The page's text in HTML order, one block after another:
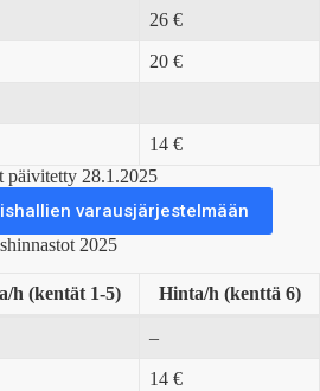
26 €
20 €
14 €
päivitetty 28.1.2025
varausjärjestelmään
2025
h (kentät 1-5) Hinta/h (kenttä 6)
–
14 €